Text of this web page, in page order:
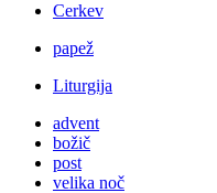
Cerkev
papež
Liturgija
advent
božič
post
velika noč